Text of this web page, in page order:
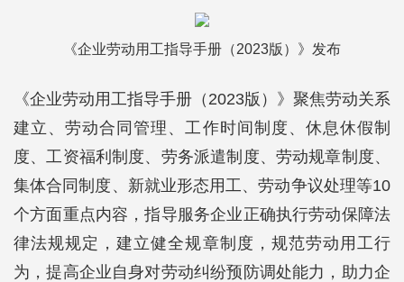
《企业劳动用工指导手册（2023版）》发布
《企业劳动用工指导手册（2023版）》聚焦劳动关系
建立、劳动合同管理、工作时间制度、休息休假制
度、工资福利制度、劳务派遣制度、劳动规章制度、
集体合同制度、新就业形态用工、劳动争议处理等10
个方面重点内容，指导服务企业正确执行劳动保障法
律法规规定，建立健全规章制度，规范劳动用工行
为，提高企业自身对劳动纠纷预防调处能力，助力企